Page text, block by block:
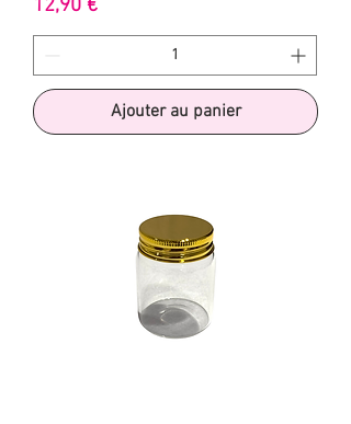
12,90 €
Ajouter au panier